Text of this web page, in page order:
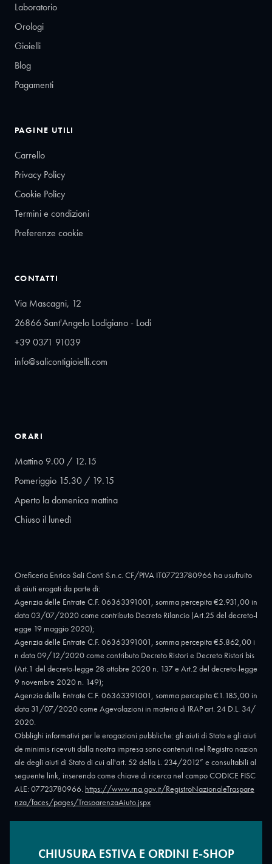
Laboratorio
Orologi
Gioielli
Blog
Pagamenti
PAGINE UTILI
Carrello
Privacy Policy
Cookie Policy
Termini e condizioni
Preferenze cookie
CONTATTI
Via Mascagni, 12
26866 Sant'Angelo Lodigiano - Lodi
+39 0371 91039
info@salicontigioielli.com
ORARI
Mattino 9.00 / 12.15
Pomeriggio 15.30 / 19.15
Aperto la domenica mattina
Chiuso il lunedì
Oreficeria Enrico Sali Conti S.n.c. CF/PIVA IT07723780966 ha usufruito
di aiuti erogati da parte di:
Agenzia delle Entrate C.F. 06363391001, somma percepita €2.931,00 in
data 03/07/2020 come contributo Decreto Rilancio (Art.25 del decreto-l
egge 19 maggio 2020);
Agenzia delle Entrate C.F. 06363391001, somma percepita €5.862,00 i
n data 09/12/2020 come contributo Decreto Ristori e Decreto Ristori bis
(Art.1 del decreto-legge 28 ottobre 2020 n. 137 e Art.2 del decreto-legge
9 novembre 2020 n. 149);
Agenzia delle Entrate C.F. 06363391001, somma percepita €1.185,00 in
data 31/07/2020 come Agevolazioni in materia di IRAP art. 24 D.L. 34/
2020.
Obblighi informativi per le erogazioni pubbliche: gli aiuti di Stato e gli aiuti
de minimis ricevuti dalla nostra impresa sono contenuti nel Registro nazion
ale degli aiuti di Stato di cui all'art. 52 della L. 234/2012” e consultabili al
seguente link, inserendo come chiave di ricerca nel campo CODICE FISC
ALE: 07723780966. https://www.rna.gov.it/RegistroNazionaleTraspare
nza/faces/pages/TrasparenzaAiuto.jspx
Copyright © 2026 - Oreficeria Enrico Sali Conti e C. snc - Partita IVA
CHIUSURA ESTIVA E ORDINI E-SHOP